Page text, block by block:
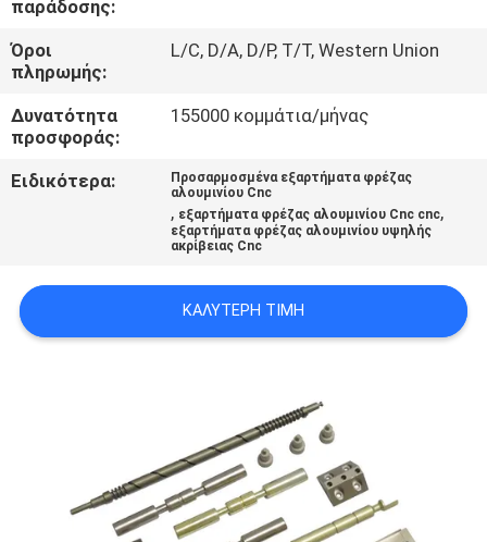
ΖΗΤΉΣΤΕ
ΠΡΟΣΦΟΡΆ
ΧΆΡΤΗΣ
ΙΣΤΟΣΕΛΊΔΑΣ
ΠΟΛΙΤΙΚΉ
ΑΠΟΡΡΉΤΟΥ
παράδοσης:
Όροι
πληρωμής:
L/C, D/A, D/P, T/T, Western Union
Δυνατότητα
προσφοράς:
155000 κομμάτια/μήνας
Ειδικότερα:
Προσαρμοσμένα εξαρτήματα φρέζας
αλουμινίου Cnc
, εξαρτήματα φρέζας αλουμινίου Cnc cnc,
εξαρτήματα φρέζας αλουμινίου υψηλής
ακρίβειας Cnc
ΚΑΛΎΤΕΡΗ ΤΙΜΉ